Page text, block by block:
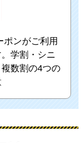
ポンがご利用
学割・シニ
数割の4つの